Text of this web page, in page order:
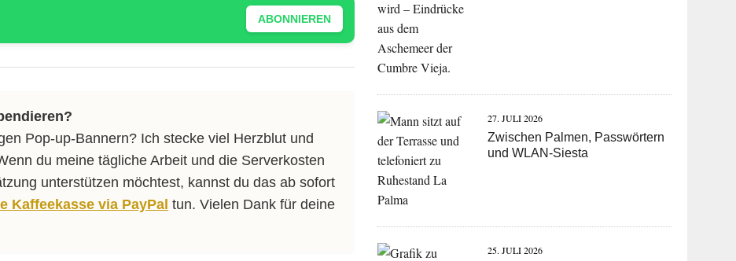
ABONNIEREN
Pop-up-Bannern? Ich stecke viel Herzblut und
du meine tägliche Arbeit und die Serverkosten
unterstützen möchtest, kannst du das ab sofort
Kaffeekasse via PayPal tun. Vielen Dank für deine
27. JULI 2026
Zwischen Palmen, Passwörtern
und WLAN-Siesta
25. JULI 2026